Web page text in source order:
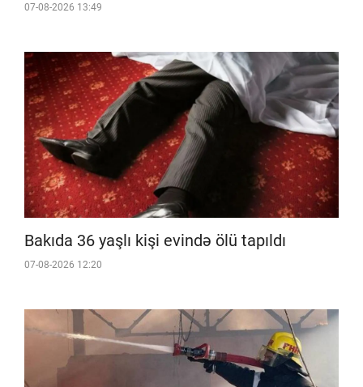
07-08-2026 13:49
Bakıda 36 yaşlı kişi evində ölü tapıldı
07-08-2026 12:20